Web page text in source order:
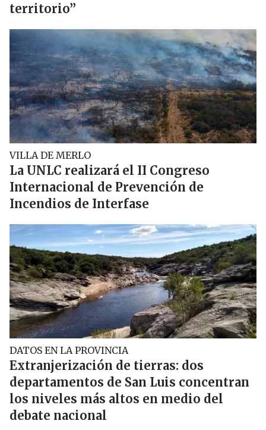
territorio”
VILLA DE MERLO
La UNLC realizará el II Congreso
Internacional de Prevención de
Incendios de Interfase
DATOS EN LA PROVINCIA
Extranjerización de tierras: dos
departamentos de San Luis concentran
los niveles más altos en medio del
debate nacional